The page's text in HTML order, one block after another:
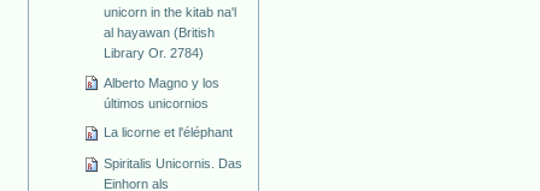
unicorn in the kitab na'l
al hayawan (British
Library Or. 2784)
Alberto Magno y los
últimos unicornios
La licorne et l'éléphant
Spiritalis Unicornis. Das
Einhorn als